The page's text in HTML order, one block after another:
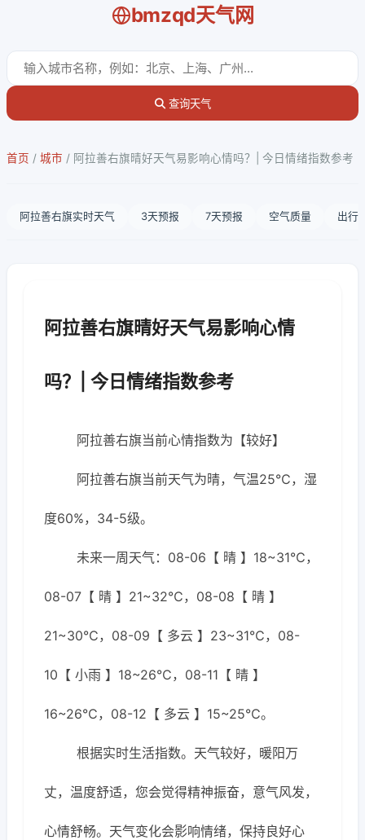
bmzqd天气网
查询天气
首页 / 城市 / 阿拉善右旗晴好天气易影响心情吗？| 今日情绪指数参考
阿拉善右旗实时天气 3天预报 7天预报 空气质量 出行
阿拉善右旗晴好天气易影响心情
吗？| 今日情绪指数参考
阿拉善右旗当前心情指数为【较好】
阿拉善右旗当前天气为晴，气温25℃，湿
度60%，34-5级。
未来一周天气：08-06【 晴 】18~31℃，
08-07【 晴 】21~32℃，08-08【 晴 】
21~30℃，08-09【 多云 】23~31℃，08-
10【 小雨 】18~26℃，08-11【 晴 】
16~26℃，08-12【 多云 】15~25℃。
根据实时生活指数。天气较好，暖阳万
丈，温度舒适，您会觉得精神振奋，意气风发，
心情舒畅。天气变化会影响情绪，保持良好心